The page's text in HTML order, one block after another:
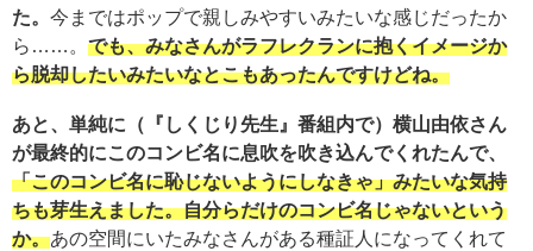
た。 今まではポップで親しみやすいみたいな感じだったか
ら……。 でも、みなさんがラフレクランに抱くイメージか
ら脱却したいみたいなとこもあったんですけどね。
あと、単純に（『しくじり先生』番組内で）横山由依さん
が最終的にこのコンビ名に息吹を吹き込んでくれたんで、
「このコンビ名に恥じないようにしなきゃ」みたいな気持
ちも芽生えました。自分らだけのコンビ名じゃないという
か。あの空間にいたみなさんがある種証人になってくれて